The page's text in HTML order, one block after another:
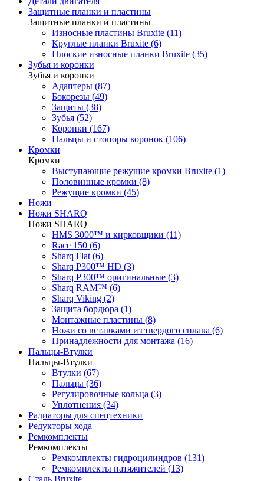
Защитные планки и пластины
Защитные планки и пластины
Износные пластины Bruxite (11)
Круглые планки Bruxite (6)
Плоские износные планки Bruxite (35)
Зубья и коронки
Зубья и коронки
Адаптеры (87)
Бокорезы (49)
Защиты (38)
Зубья (52)
Коронки (167)
Пальцы и стопоры коронок (106)
Кромки
Кромки
Выступающие режущие кромки Bruxite (1)
Половинные кромки (8)
Режущие кромки (45)
Ножи
Ножи SHARQ
Ножи SHARQ
HMS 3000™ и кирковщики (11)
Race 150 (6)
Sharq Flat (6)
Sharq P300™ HD (3)
Sharq P300™ оригинальные (3)
Sharq RAM™ (6)
Sharq Viking (2)
Защита бордюра (1)
Монтажные пластины (8)
Ножи со вставками из твердого сплава (6)
Принадлежности для монтажа (16)
Пальцы-Втулки
Пальцы-Втулки
Втулки (67)
Пальцы (36)
Регулировочные кольца (3)
Уплотнения (34)
Радиаторы для спецтехники
Редукторы хода
Ремкомплекты
Ремкомплекты
Ремкомплекты гидроцилиндров (131)
Ремкомплекты натяжителей (13)
Сталь Bruxite